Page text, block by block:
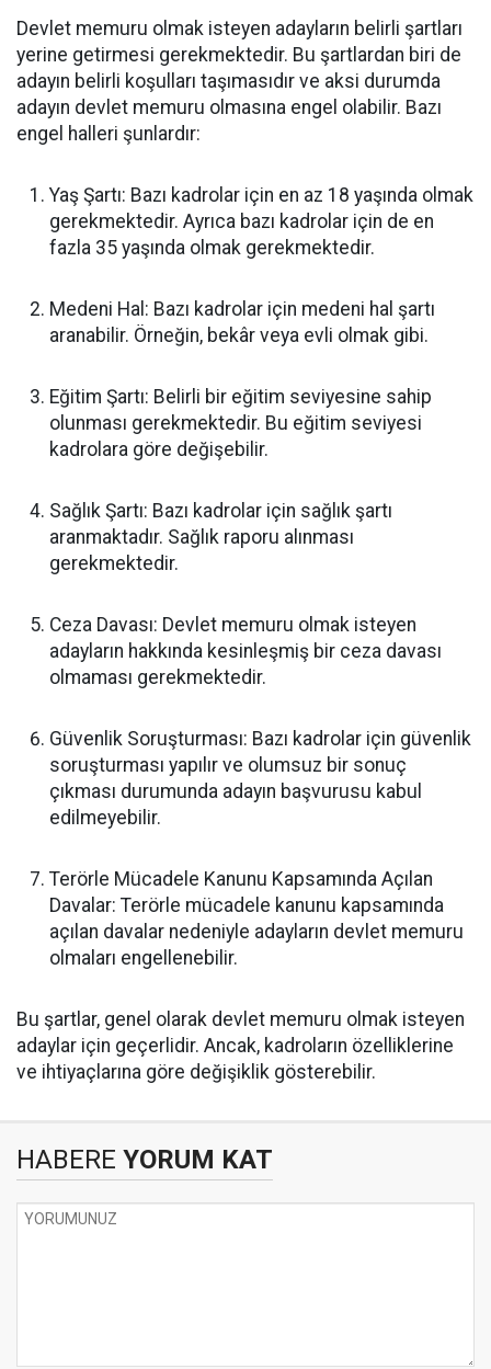
Devlet memuru olmak isteyen adayların belirli şartları
yerine getirmesi gerekmektedir. Bu şartlardan biri de
adayın belirli koşulları taşımasıdır ve aksi durumda
adayın devlet memuru olmasına engel olabilir. Bazı
engel halleri şunlardır:
Yaş Şartı: Bazı kadrolar için en az 18 yaşında olmak
gerekmektedir. Ayrıca bazı kadrolar için de en
fazla 35 yaşında olmak gerekmektedir.
Medeni Hal: Bazı kadrolar için medeni hal şartı
aranabilir. Örneğin, bekâr veya evli olmak gibi.
Eğitim Şartı: Belirli bir eğitim seviyesine sahip
olunması gerekmektedir. Bu eğitim seviyesi
kadrolara göre değişebilir.
Sağlık Şartı: Bazı kadrolar için sağlık şartı
aranmaktadır. Sağlık raporu alınması
gerekmektedir.
Ceza Davası: Devlet memuru olmak isteyen
adayların hakkında kesinleşmiş bir ceza davası
olmaması gerekmektedir.
Güvenlik Soruşturması: Bazı kadrolar için güvenlik
soruşturması yapılır ve olumsuz bir sonuç
çıkması durumunda adayın başvurusu kabul
edilmeyebilir.
Terörle Mücadele Kanunu Kapsamında Açılan
Davalar: Terörle mücadele kanunu kapsamında
açılan davalar nedeniyle adayların devlet memuru
olmaları engellenebilir.
Bu şartlar, genel olarak devlet memuru olmak isteyen
adaylar için geçerlidir. Ancak, kadroların özelliklerine
ve ihtiyaçlarına göre değişiklik gösterebilir.
HABERE YORUM KAT